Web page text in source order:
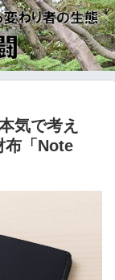
気で考え
布「Note